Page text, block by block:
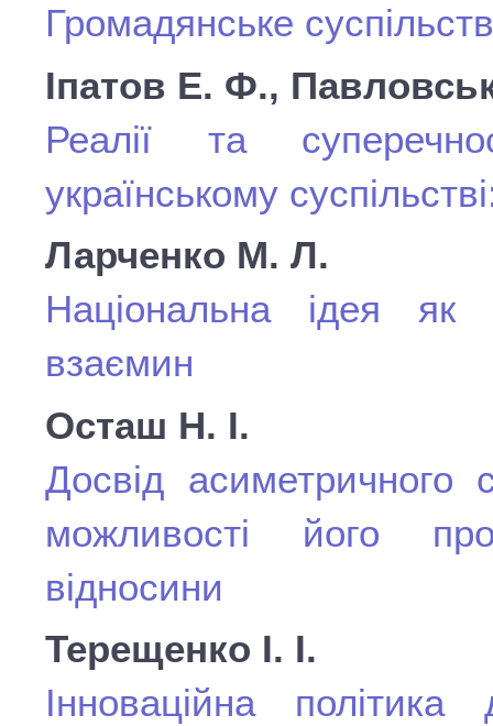
Громадянське
Іпатов Е. Ф.,
Реалії та
українському
Ларченко М. Л.
Національна ідея як
взаємин
Осташ Н. І.
Досвід асиметричного
можливості його
відносини
Терещенко І. І.
Інноваційна